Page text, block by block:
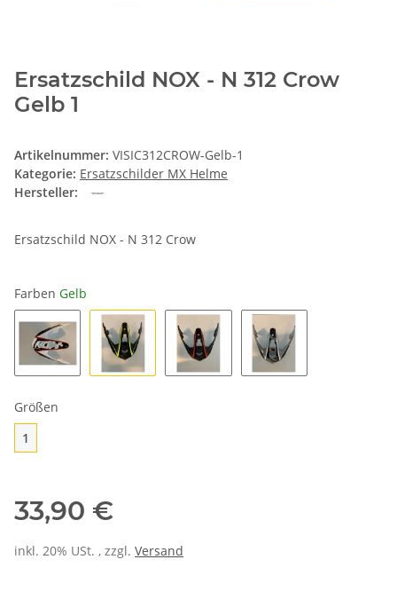
Ersatzschild NOX - N 312 Crow
Gelb 1
Artikelnummer: VISIC312CROW-Gelb-1
Kategorie: Ersatzschilder MX Helme
Hersteller:
Ersatzschild NOX - N 312 Crow
Farben Gelb
Größen
1
33,90 €
inkl. 20% USt. , zzgl. Versand